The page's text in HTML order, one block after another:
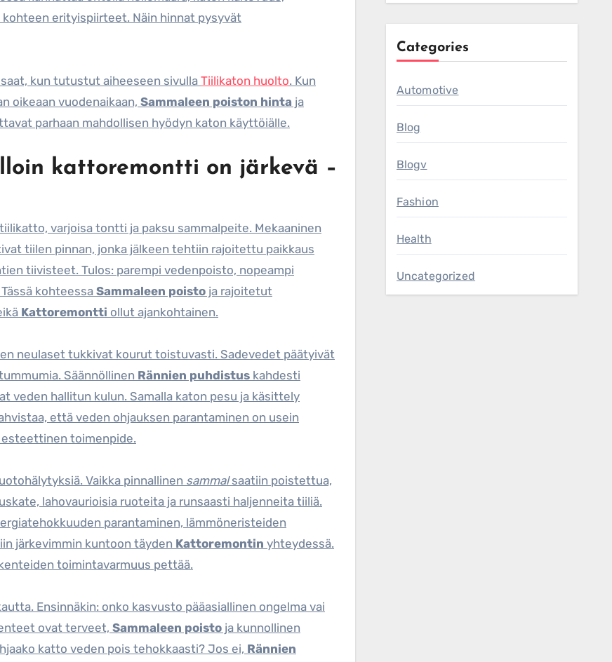
kohteen erityispiirteet. Näin hinnat pysyvät
kun tutustut aiheeseen sivulla Tiilikaton huolto. Kun
oikeaan vuodenaikaan, Sammaleen poiston hinta ja
parhaan mahdollisen hyödyn katon käyttöiälle.
kattoremontti on järkevä –
varjoisa tontti ja paksu sammalpeite. Mekaaninen
tiilen pinnan, jonka jälkeen tehtiin rajoitettu paikkaus
tiivisteet. Tulos: parempi vedenpoisto, nopeampi
kohteessa Sammaleen poisto ja rajoitetut
Kattoremontti ollut ajankohtainen.
neulaset tukkivat kourut toistuvasti. Sadevedet päätyivät
Säännöllinen Rännien puhdistus kahdesti
veden hallitun kulun. Samalla katon pesu ja käsittely
että veden ohjauksen parantaminen on usein
esteettinen toimenpide.
Vaikka pinnallinen sammalsaatiin poistettua,
lahovaurioisia ruoteita ja runsaasti haljenneita tiiliä.
parantaminen, lämmöneristeiden
järkevimmin kuntoon täyden Kattoremontin yhteydessä.
toimintavarmuus pettää.
Ensinnäkin: onko kasvusto pääasiallinen ongelma vai
ovat terveet, Sammaleen poisto ja kunnollinen
katto veden pois tehokkaasti? Jos ei, Rännien
Categories
Automotive
Blog
Blogv
Fashion
Health
Uncategorized